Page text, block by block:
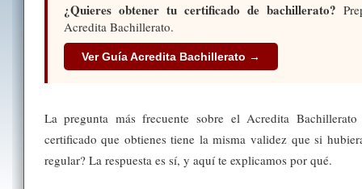
¿Quieres obtener tu certificado de bachillerato?
Acredita Bachillerato.
Ver Guía Acredita Bachillerato →
La pregunta más frecuente sobre el Acredita
certificado que obtienes tiene la misma validez que si
regular? La respuesta es sí, y aquí te explicamos por qué.